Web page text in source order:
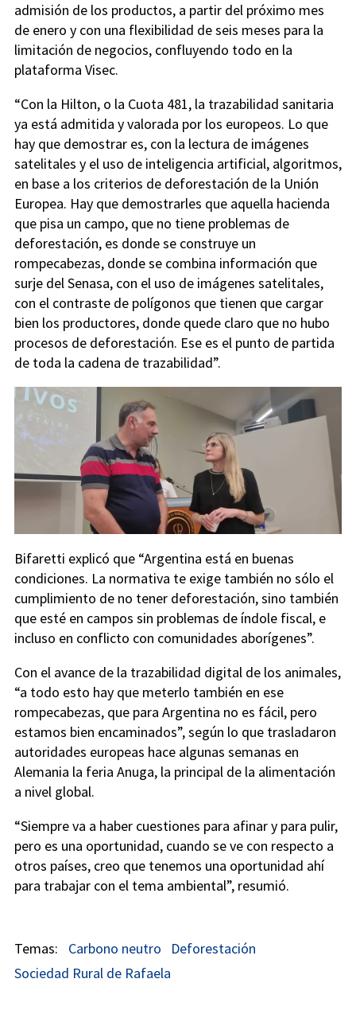
admisión de los productos, a partir del próximo mes
de enero y con una flexibilidad de seis meses para la
limitación de negocios, confluyendo todo en la
plataforma Visec.
“Con la Hilton, o la Cuota 481, la trazabilidad sanitaria
ya está admitida y valorada por los europeos. Lo que
hay que demostrar es, con la lectura de imágenes
satelitales y el uso de inteligencia artificial, algoritmos,
en base a los criterios de deforestación de la Unión
Europea. Hay que demostrarles que aquella hacienda
que pisa un campo, que no tiene problemas de
deforestación, es donde se construye un
rompecabezas, donde se combina información que
surje del Senasa, con el uso de imágenes satelitales,
con el contraste de polígonos que tienen que cargar
bien los productores, donde quede claro que no hubo
procesos de deforestación. Ese es el punto de partida
de toda la cadena de trazabilidad”.
Bifaretti explicó que “Argentina está en buenas
condiciones. La normativa te exige también no sólo el
cumplimiento de no tener deforestación, sino también
que esté en campos sin problemas de índole fiscal, e
incluso en conflicto con comunidades aborígenes”.
Con el avance de la trazabilidad digital de los animales,
“a todo esto hay que meterlo también en ese
rompecabezas, que para Argentina no es fácil, pero
estamos bien encaminados”, según lo que trasladaron
autoridades europeas hace algunas semanas en
Alemania la feria Anuga, la principal de la alimentación
a nivel global.
“Siempre va a haber cuestiones para afinar y para pulir,
pero es una oportunidad, cuando se ve con respecto a
otros países, creo que tenemos una oportunidad ahí
para trabajar con el tema ambiental”, resumió.
Carbono neutro
Deforestación
Sociedad Rural de Rafaela